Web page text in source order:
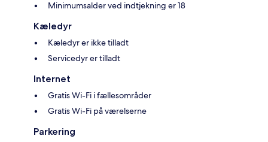
Minimumsalder ved indtjekning er 18
Kæledyr
Kæledyr er ikke tilladt
Servicedyr er tilladt
Internet
Gratis Wi-Fi i fællesområder
Gratis Wi-Fi på værelserne
Parkering